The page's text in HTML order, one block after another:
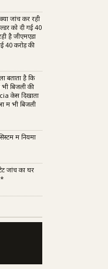
जांच कर रही
को दी गई ₹40
है जीएमएडा
₹40 करोड़ की
बताता है कि
बिजली की
केस दिखाता
में भी बिजली
में नियमों
जांच का घर